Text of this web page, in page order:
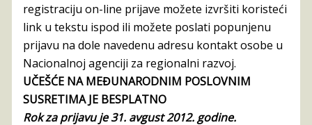
registraciju on-line prijave možete izvršiti koristeći
link u tekstu ispod ili možete poslati popunjenu
prijavu na dole navedenu adresu kontakt osobe u
Nacionalnoj agenciji za regionalni razvoj.
UČEŠĆE NA MEĐUNARODNIM POSLOVNIM
SUSRETIMA JE BESPLATNO
Rok za prijavu je 31. avgust 2012. godine.